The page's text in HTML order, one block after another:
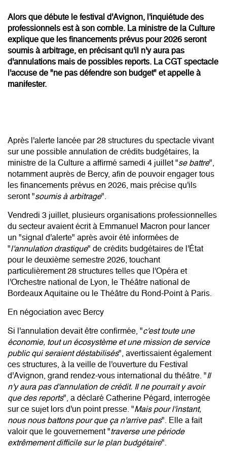
Alors que débute le festival d'Avignon, l'inquiétude des
professionnels est à son comble. La ministre de la Culture
explique que les financements prévus pour 2026 seront
soumis à arbitrage, en précisant qu'il n'y aura pas
d'annulations mais de possibles reports. La CGT spectacle
l'accuse de "ne pas défendre son budget" et appelle à
manifester.
Après l'alerte lancée par 28 structures du spectacle vivant
sur une possible annulation de crédits budgétaires, la
ministre de la Culture a affirmé samedi 4 juillet "se battre",
notamment auprès de Bercy, afin de pouvoir engager tous
les financements prévus en 2026, mais précise qu'ils
seront "soumis à arbitrage".
Vendredi 3 juillet, plusieurs organisations professionnelles
du secteur avaient écrit à Emmanuel Macron pour lancer
un "signal d'alerte" après avoir été informées de
"l'annulation drastique" de crédits budgétaires de l'État
pour le deuxième semestre 2026, touchant
particulièrement 28 structures telles que l'Opéra et
l'Orchestre national de Lyon, le Théâtre national de
Bordeaux Aquitaine ou le Théâtre du Rond-Point à Paris.
En négociation avec Bercy
Si l'annulation devait être confirmée, "c'est toute une
économie, tout un écosystème et une mission de service
public qui seraient déstabilisés", avertissaient également
ces structures, à la veille de l'ouverture du Festival
d'Avignon, grand rendez-vous international du théâtre. "Il
n'y aura pas d'annulation de crédit. Il ne pourrait y avoir
que des reports", a déclaré Catherine Pégard, interrogée
sur ce sujet lors d'un point presse. "Mais pour l'instant,
nous nous battons pour que ça n'arrive pas". Elle a fait
valoir que le gouvernement "traverse une période
extrêmement difficile sur le plan budgétaire".